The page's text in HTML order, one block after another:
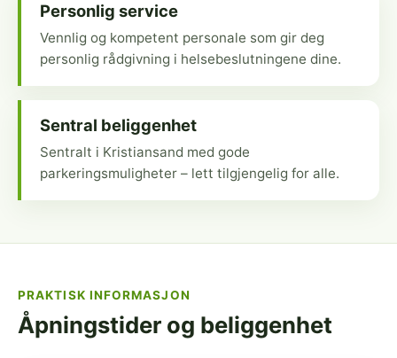
Personlig service
Vennlig og kompetent personale som gir deg
personlig rådgivning i helsebeslutningene dine.
Sentral beliggenhet
Sentralt i Kristiansand med gode
parkeringsmuligheter – lett tilgjengelig for alle.
PRAKTISK INFORMASJON
Åpningstider og beliggenhet